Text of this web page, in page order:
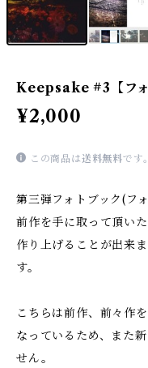
Keepsake #3【フォ
¥2,000
この商品は送料無料です。
第三弾フォトブック(フ
前作を手に取って頂い
作り上げることが出来
す。
こちらは前作、前々作
なっているため、また
せん。